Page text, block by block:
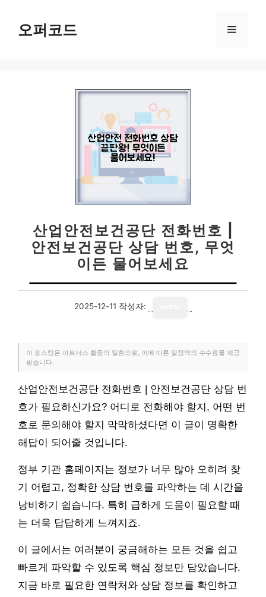
오퍼코드 메
산업안전보건공단 전화번호 |
안전보건공단 상담 번호, 무엇
이든 물어보세요
2025-12-11 작성자:
이 포스팅은 파트너스 활동의 일환으로, 이에 따른 일정액의 수수료를 제공
받습니다.
산업안전보건공단 전화번호 | 안전보건공단 상담 번
호가 필요하신가요? 어디로 전화해야 할지, 어떤 번
호로 문의해야 할지 막막하셨다면 이 글이 명확한
해답이 되어줄 것입니다.
정부 기관 홈페이지는 정보가 너무 많아 오히려 찾
기 어렵고, 정확한 상담 번호를 파악하는 데 시간을
낭비하기 쉽습니다. 특히 급하게 도움이 필요할 때
는 더욱 답답하게 느껴지죠.
이 글에서는 여러분이 궁금해하는 모든 것을 쉽고
빠르게 파악할 수 있도록 핵심 정보만 담았습니다.
지금 바로 필요한 연락처와 상담 정보를 확인하고